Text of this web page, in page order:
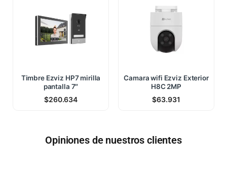
Timbre Ezviz HP7 mirilla
pantalla 7″
$260.634
Camara wifi Ezviz Exterior
H8C 2MP
$63.931
Opiniones de nuestros clientes